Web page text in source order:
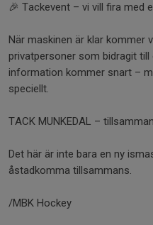
🎉 Tackevent – vi vill fira med
När maskinen är klar kommer
privatpersoner som bidragit
information kommer snart –
speciellt.
TACK MUNKEDAL –
Det här är inte bara en ny
åstadkomma tillsammans.
/MBK Hockey